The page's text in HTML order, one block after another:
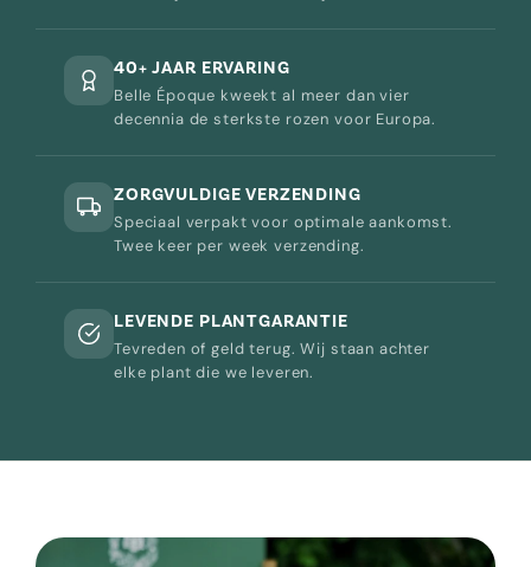
40+ JAAR ERVARING
Belle Époque kweekt al meer dan vier
decennia de sterkste rozen voor Europa.
ZORGVULDIGE VERZENDING
Speciaal verpakt voor optimale aankomst.
Twee keer per week verzending.
LEVENDE PLANTGARANTIE
Tevreden of geld terug. Wij staan achter
elke plant die we leveren.